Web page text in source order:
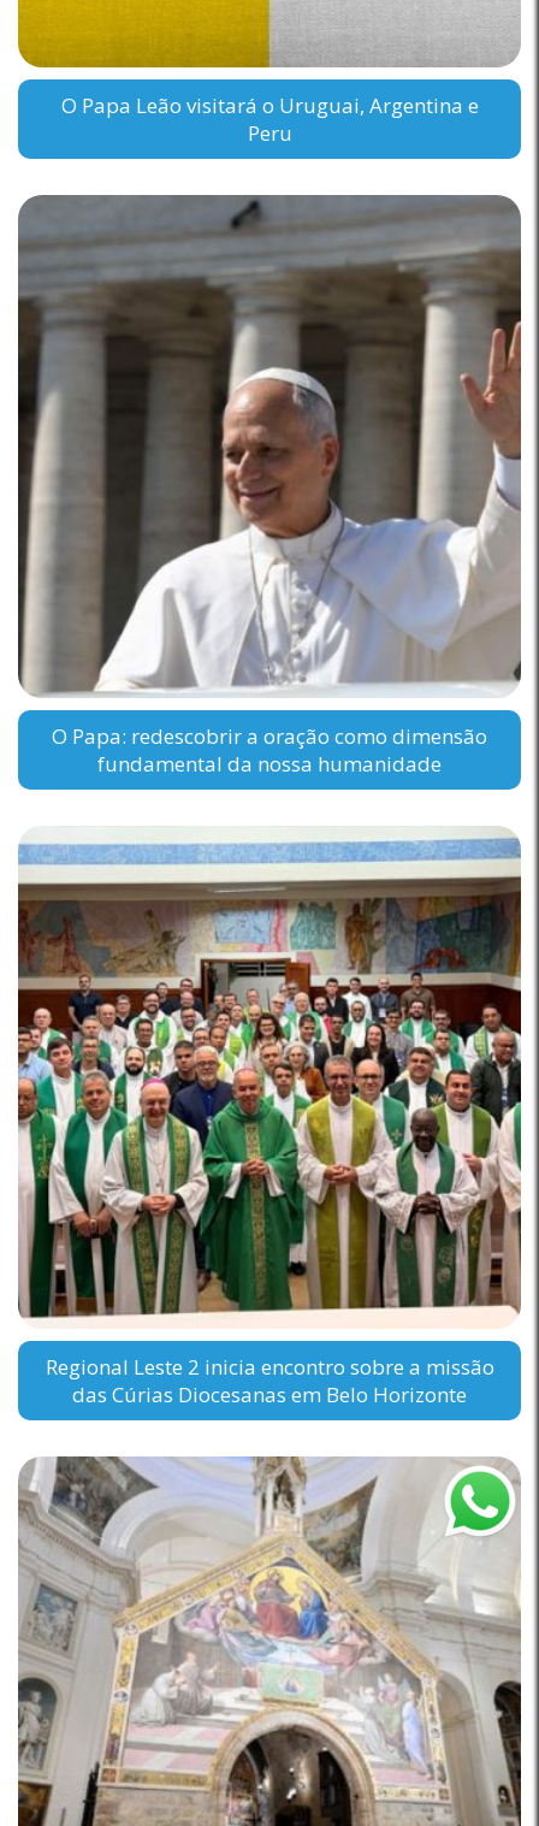
O Papa Leão visitará o Uruguai, Argentina e
Peru
O Papa: redescobrir a oração como dimensão
fundamental da nossa humanidade
Regional Leste 2 inicia encontro sobre a missão
das Cúrias Diocesanas em Belo Horizonte